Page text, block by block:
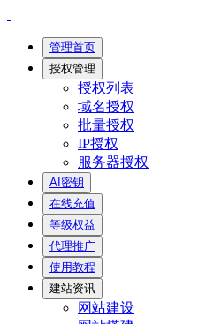
管理首页
授权管理
授权列表
域名授权
批量授权
IP授权
服务器授权
AI密钥
在线充值
等级权益
代理推广
使用教程
建站资讯
网站建设